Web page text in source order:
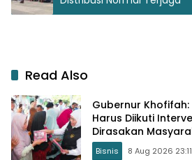
Read Also
Gubernur
Harus Diikuti
Dirasakan
Bisnis 8 Aug 2026 23:11